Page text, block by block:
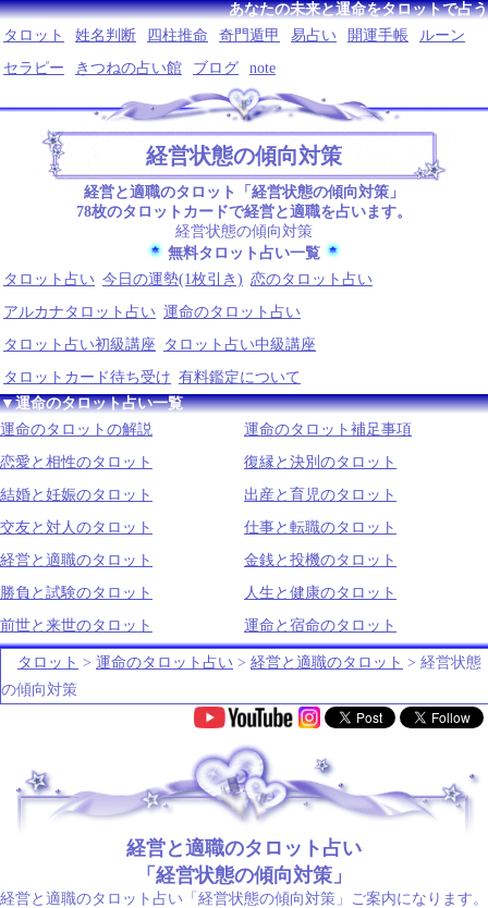
あなたの未来と運命をタロットで占う
タロット
姓名判断 四柱推命 奇門遁甲 易占い 開運手帳
ルーン
セラピー
きつねの占い館 ブログ note
経営状態の傾向対策
経営と適職のタロット「経営状態の傾向対策」
78枚のタロットカードで経営と適職を占います。
経営状態の傾向対策
無料タロット占い一覧
タロット占い 今日の運勢(1枚引き) 恋のタロット占い
アルカナタロット占い 運命のタロット占い
タロット占い初級講座
タロット占い中級講座
タロットカード待ち受け 有料鑑定について
▼運命のタロット占い一覧
運命のタロットの解説
運命のタロット補足事項
恋愛と相性のタロット
復縁と決別のタロット
結婚と妊娠のタロット
出産と育児のタロット
交友と対人のタロット
仕事と転職のタロット
経営と適職のタロット
金銭と投機のタロット
勝負と試験のタロット
人生と健康のタロット
前世と来世のタロット
運命と宿命のタロット
タロット > 運命のタロット占い > 経営と適職のタロット > 経営状態
の傾向対策
.
経営と適職のタロット占い
「経営状態の傾向対策」
経営と適職のタロット占い「経営状態の傾向対策」ご案内になります。